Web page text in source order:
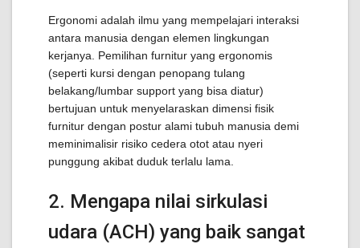
Ergonomi adalah ilmu yang mempelajari interaksi
antara manusia dengan elemen lingkungan
kerjanya. Pemilihan furnitur yang ergonomis
(seperti kursi dengan penopang tulang
belakang/lumbar support yang bisa diatur)
bertujuan untuk menyelaraskan dimensi fisik
furnitur dengan postur alami tubuh manusia demi
meminimalisir risiko cedera otot atau nyeri
punggung akibat duduk terlalu lama.
2. Mengapa nilai sirkulasi
udara (ACH) yang baik sangat